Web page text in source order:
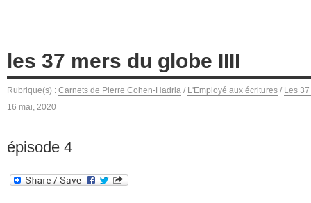
les 37 mers du globe IIII
Rubrique(s) : Carnets de Pierre Cohen-Hadria / L'Employé aux écritures / Les
16 mai, 2020
épisode 4